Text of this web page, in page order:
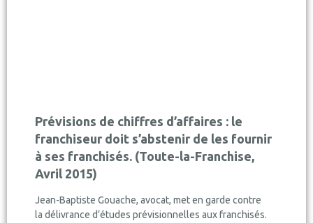
Prévisions de chiffres d’affaires : le
franchiseur doit s’abstenir de les fournir
à ses franchisés. (Toute-la-Franchise,
Avril 2015)
Jean-Baptiste Gouache, avocat, met en garde contre
la délivrance d’études prévisionnelles aux franchisés.